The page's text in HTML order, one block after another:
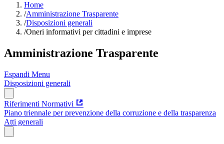
Home
/Amministrazione Trasparente
/Disposizioni generali
/Oneri informativi per cittadini e imprese
Amministrazione Trasparente
Espandi Menu
Disposizioni generali
Riferimenti Normativi
Piano triennale per prevenzione della corruzione e della trasparenza
Atti generali